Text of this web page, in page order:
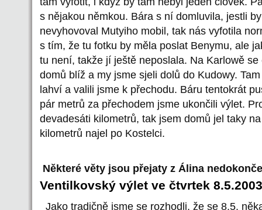
s nějakou němkou. Bára s ní domluvila, jestli
nevyhovoval Mutyiho mobil, tak nás vyfotila
s tím, že tu fotku by měla poslat Benymu, ale
tu není, takže jí ještě neposlala. Na Karlowě
domů blíž a my jsme sjeli dolů do Kudowy.
lahví a valili jsme k přechodu. Báru tentokrát
pár metrů za přechodem jsme ukončili výlet.
devadesáti kilometrů, tak jsem domů jel taky
kilometrů najel po Kostelci.
Některé věty jsou přejaty z Álina
Ventilkovský výlet ve čtvrtek 8.5.2003
Jako tradičně jsme se rozhodli, že se 8.5.